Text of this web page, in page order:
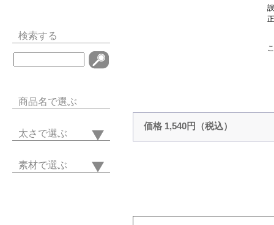
検索する
商品名で選ぶ
太さで選ぶ
素材で選ぶ
価格 1,540円（税込）